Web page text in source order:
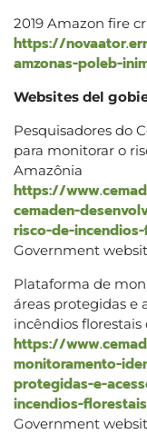
2019 Amazon fire
https://
amzonas-poleb-
Websites del
Pesquisadores do
para monitorar o
Amazônia
https://
cemaden-
risco-de-
Government
Plataforma de
áreas protegidas e
incêndios
https://
monitoramento-
protegidas-e-
incendios-
Government